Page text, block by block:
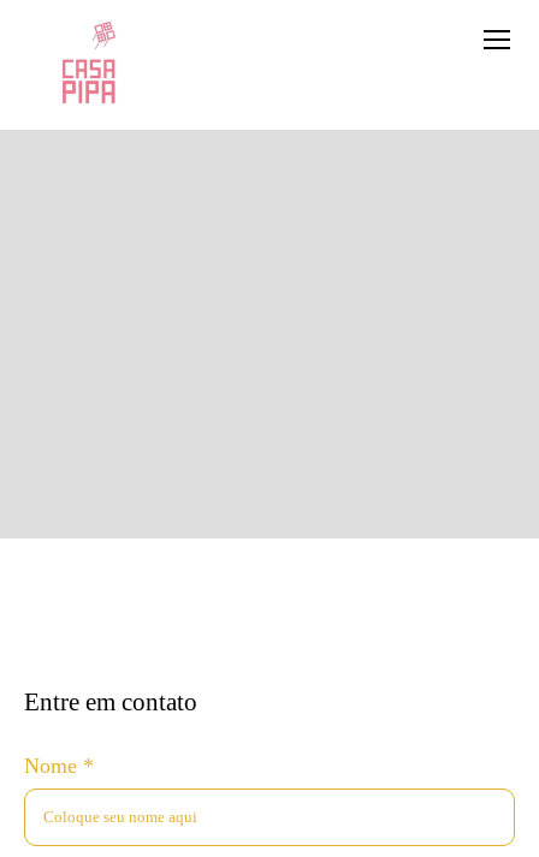
Entre em contato
Nome *